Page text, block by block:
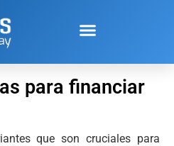
para financiar
que son cruciales para